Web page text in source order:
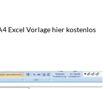
Excel Vorlage hier kostenlos